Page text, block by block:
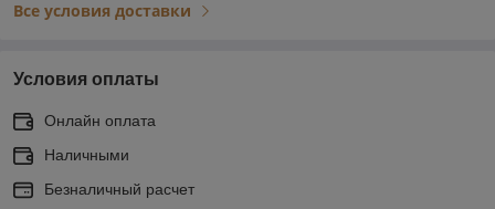
Все условия доставки
Условия оплаты
Онлайн оплата
Наличными
Безналичный расчет